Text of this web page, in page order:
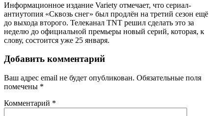
Информационное издание Variety отмечает, что сериал-
антиутопия «Сквозь снег» был продлён на третий сезон ещё
до выхода второго. Телеканал TNT решил сделать это за
неделю до официальной премьеры новый серий, которая, к
слову, состоится уже 25 января.
Добавить комментарий
Ваш адрес email не будет опубликован. Обязательные поля
помечены *
Комментарий *